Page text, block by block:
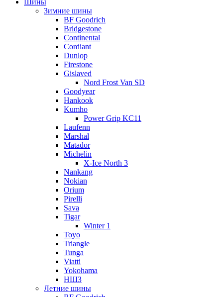
Шины
Зимние шины
BF Goodrich
Bridgestone
Continental
Cordiant
Dunlop
Firestone
Gislaved
Nord Frost Van SD
Goodyear
Hankook
Kumho
Power Grip KC11
Laufenn
Marshal
Matador
Michelin
X-Ice North 3
Nankang
Nokian
Orium
Pirelli
Sava
Tigar
Winter 1
Toyo
Triangle
Tunga
Viatti
Yokohama
НШЗ
Летние шины